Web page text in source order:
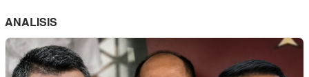
ANALISIS